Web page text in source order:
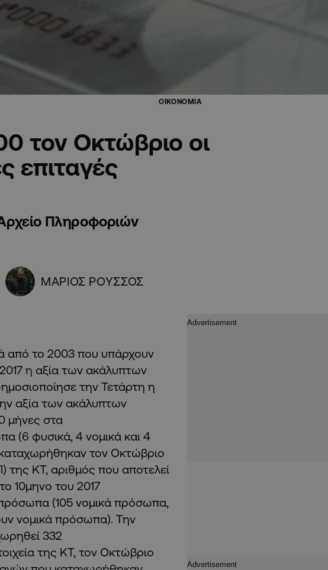
ΟΙΚΟΝΟΜΙΑ
τον Οκτώβριο οι
επιταγές
Πληροφοριών
ΜΑΡΙΟΣ ΡΟΥΣΣΟΣ
από το 2003 που υπάρχουν
η αξία των ακάλυπτων
την Τετάρτη η
αξία των ακάλυπτων
μήνες στα
(6 φυσικά, 4 νομικά και 4
τον Οκτώβριο
της ΚΤ, αριθμός που αποτελεί
10μηνο του 2017
(105 νομικά πρόσωπα,
νομικά πρόσωπα). Την
332
της ΚΤ, τον Οκτώβριο